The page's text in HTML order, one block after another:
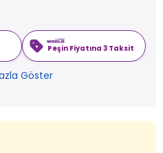
Peşin Fiyatına 3 Taksit
Göster